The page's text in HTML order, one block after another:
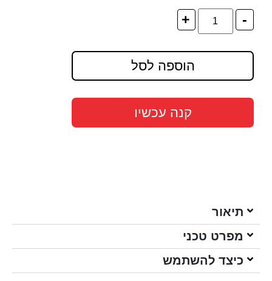
-
+
הוספה לסל
קנה עכשיו
תיאור
מפרט טכני
כיצד להשתמש